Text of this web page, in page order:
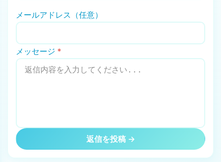
メールアドレス（任意）
メッセージ *
返信を投稿 →